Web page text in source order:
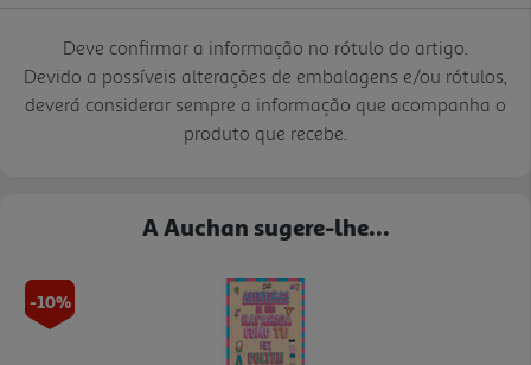
Deve confirmar a informação no rótulo do artigo.
Devido a possíveis alterações de embalagens e/ou rótulos,
deverá considerar sempre a informação que acompanha o
produto que recebe.
A Auchan sugere-lhe...
-10%